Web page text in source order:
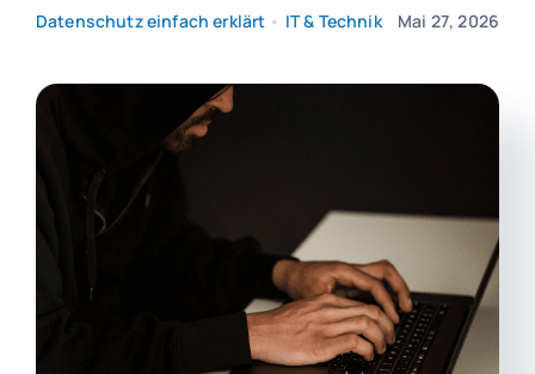
Datenschutz einfach erklärt • IT & Technik Mai 27, 2026